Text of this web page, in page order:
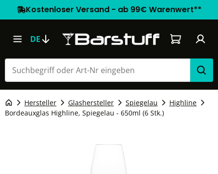
Kostenloser Versand - ab 99€ Warenwert**
DE Warenkorb
Hersteller Glashersteller Spiegelau
Highline
Bordeauxglas Highline, Spiegelau - 650ml (6 Stk.)